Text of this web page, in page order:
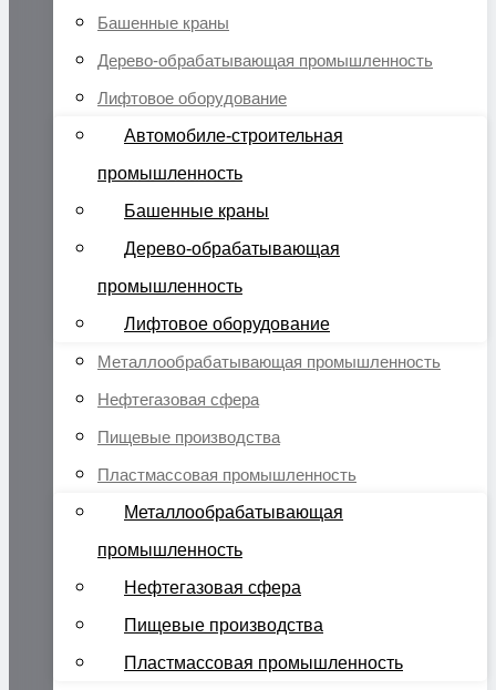
Башенные краны
Дерево-обрабатывающая промышленность
Лифтовое оборудование
Автомобиле-строительная
промышленность
Башенные краны
Дерево-обрабатывающая
промышленность
Лифтовое оборудование
Металлообрабатывающая промышленность
Нефтегазовая сфера
Пищевые производства
Пластмассовая промышленность
Металлообрабатывающая
промышленность
Нефтегазовая сфера
Пищевые производства
Пластмассовая промышленность